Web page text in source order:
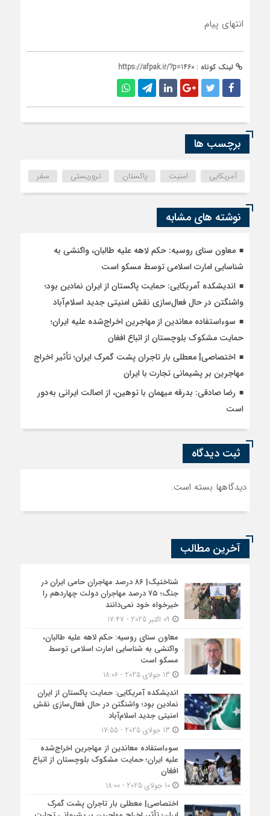
انتهای پیام
لینک کوتاه : https://afpak.ir/?p=1460
برچسب ها
آمریکایی امنیت پاکستان تروریستی سفر
نوشته های مشابه
معاون سنای روسیه: حکم لاهه علیه طالبان، واکنشی به
شناسایی امارت اسلامی توسط مسکو است
اندیشکده آمریکایی: حمایت پاکستان از ایران نمادین بود؛
واشنگتن در حال فعال‌سازی نقش امنیتی جدید اسلام‌آباد
سوءاستفاده معاندین از مهاجرین اخراج‌شده علیه ایران؛
حمایت مشکوک بلوچستان از اتباع افغان
اختصاصی| معطلی بار تاجران پشت گمرک ایران؛ تأثیر اخراج
مهاجرین بر پشیمانی تجارت با ایران
رضا صادقی: بدرقه میهمان با توهین، از اصالت ایرانی به‌دور
است
ثبت دیدگاه
دیدگاهها بسته است.
آخرین مطالب
شناختیک| ۸۶ درصد مهاجران حامی ایران در
جنگ؛ ۷۵ درصد مهاجران دولت چهاردهم را
خیرخواه خود نمی‌دانند
معاون سنای روسیه: حکم لاهه علیه طالبان،
واکنشی به شناسایی امارت اسلامی توسط
مسکو است
اندیشکده آمریکایی: حمایت پاکستان از ایران
نمادین بود؛ واشنگتن در حال فعال‌سازی نقش
امنیتی جدید اسلام‌آباد
سوءاستفاده معاندین از مهاجرین اخراج‌شده
علیه ایران؛ حمایت مشکوک بلوچستان از اتباع
افغان
10 جولای 2025 - 18:00
اختصاصی| معطلی بار تاجران پشت گمرک